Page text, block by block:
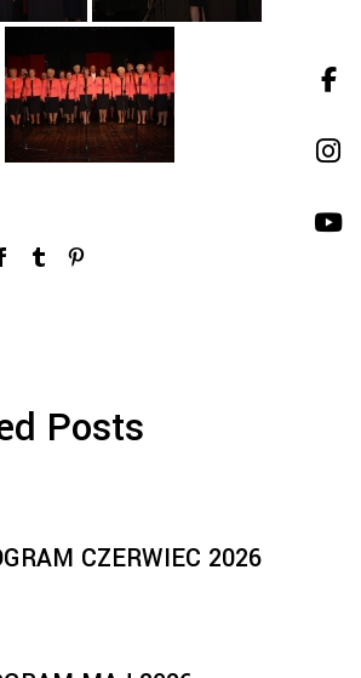
Posts
CZERWIEC 2026